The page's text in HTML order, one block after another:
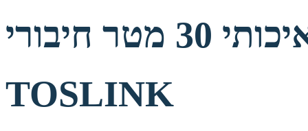
כבל אודיו אופטי איכותי 30 מטר חיבורי
TOSLINK